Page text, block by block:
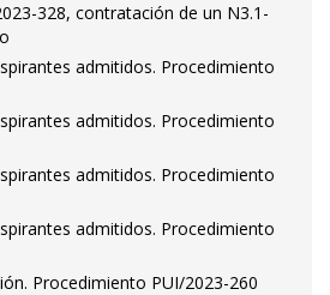
328, contratación de un N3.1-
admitidos. Procedimiento
admitidos. Procedimiento
admitidos. Procedimiento
admitidos. Procedimiento
Procedimiento PUI/2023-260